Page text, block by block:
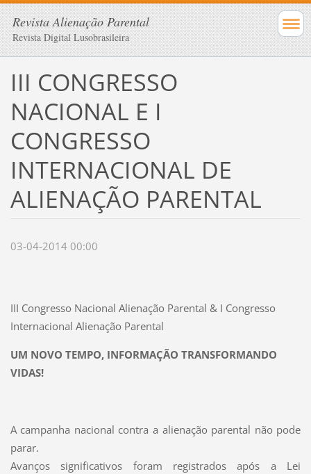
Revista Alienação Parental
Revista Digital Lusobrasileira
III CONGRESSO
NACIONAL E I
CONGRESSO
INTERNACIONAL DE
ALIENAÇÃO PARENTAL
03-04-2014 00:00
III Congresso Nacional Alienação Parental & I Congresso
Internacional Alienação Parental
UM NOVO TEMPO, INFORMAÇÃO TRANSFORMANDO
VIDAS!
A campanha nacional contra a alienação parental não pode
parar.
Avanços significativos foram registrados após a Lei